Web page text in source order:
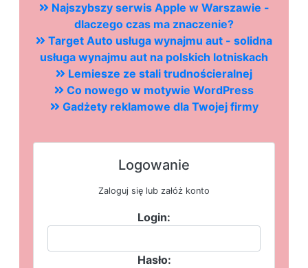
Najszybszy serwis Apple w Warszawie -
dlaczego czas ma znaczenie?
Target Auto usługa wynajmu aut - solidna
usługa wynajmu aut na polskich lotniskach
Lemiesze ze stali trudnościeralnej
Co nowego w motywie WordPress
Gadżety reklamowe dla Twojej firmy
Logowanie
Zaloguj się lub załóż konto
Login:
Hasło: